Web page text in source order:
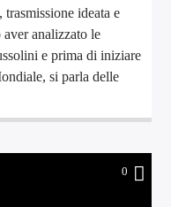
ideata e
analizzato le
e prima di iniziare
si parla delle
0